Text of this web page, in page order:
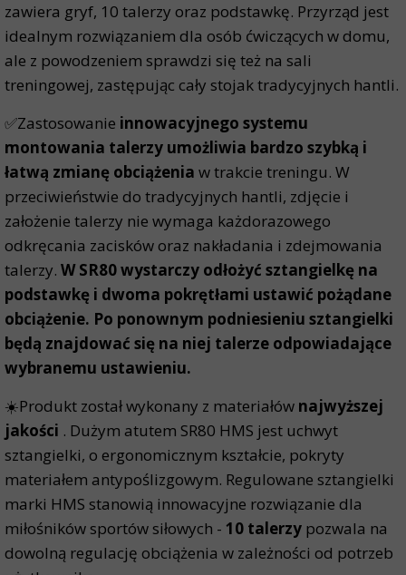
zawiera gryf, 10 talerzy oraz podstawkę. Przyrząd jest
idealnym rozwiązaniem dla osób ćwiczących w domu,
ale z powodzeniem sprawdzi się też na sali
treningowej, zastępując cały stojak tradycyjnych hantli.
✅Zastosowanie innowacyjnego systemu
montowania talerzy umożliwia bardzo szybką i
łatwą zmianę obciążenia w trakcie treningu. W
przeciwieństwie do tradycyjnych hantli, zdjęcie i
założenie talerzy nie wymaga każdorazowego
odkręcania zacisków oraz nakładania i zdejmowania
talerzy. W SR80 wystarczy odłożyć sztangielkę na
podstawkę i dwoma pokrętłami ustawić pożądane
obciążenie. Po ponownym podniesieniu sztangielki
będą znajdować się na niej talerze odpowiadające
wybranemu ustawieniu.
☀️Produkt został wykonany z materiałów najwyższej
jakości . Dużym atutem SR80 HMS jest uchwyt
sztangielki, o ergonomicznym kształcie, pokryty
materiałem antypoślizgowym. Regulowane sztangielki
marki HMS stanowią innowacyjne rozwiązanie dla
miłośników sportów siłowych - 10 talerzy pozwala na
dowolną regulację obciążenia w zależności od potrzeb